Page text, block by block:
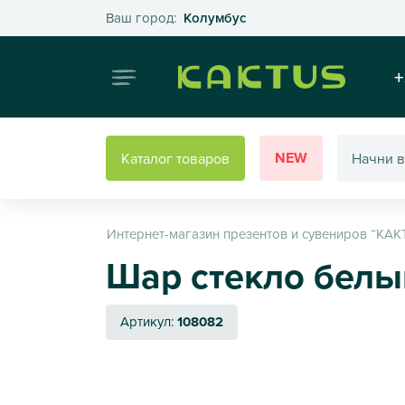
Ваш город: КолумбусВыберите свой город
Каталог товаров NEW
Интернет-магазин презентов и сувениров
Шар стекло
Артикул:108082